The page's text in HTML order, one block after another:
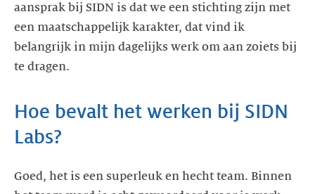
aansprak bij SIDN is dat we een stichting zijn met
een maatschappelijk karakter, dat vind ik
belangrijk in mijn dagelijks werk om aan zoiets bij
te dragen.
Hoe bevalt het werken bij SIDN
Labs?
Goed, het is een superleuk en hecht team. Binnen